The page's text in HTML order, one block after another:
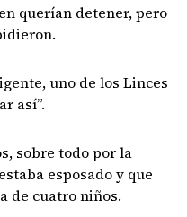
querían detener, pero
uno de los Linces
así”.
sobre todo por la
esposado y que
de cuatro niños.